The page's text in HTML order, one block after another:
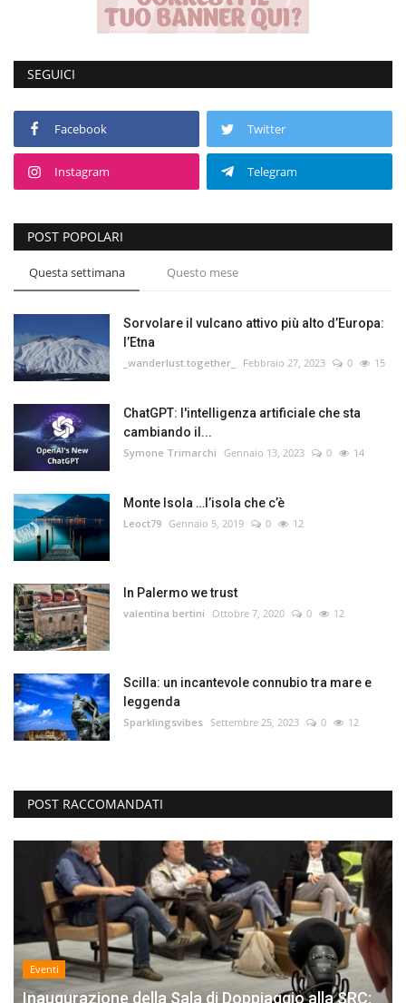
SEGUICI
Facebook Twitter
Instagram Telegram
POST POPOLARI
Questa settimana Questo mese
Sorvolare il vulcano attivo più alto d’Europa:
l’Etna
_wanderlust.together_ Febbraio 27, 2023 0 15
ChatGPT: l'intelligenza artificiale che sta
cambiando il...
Symone Trimarchi Gennaio 13, 2023 0 14
Monte Isola …l’isola che c’è
Leoct79 Gennaio 5, 2019 0 12
In Palermo we trust
valentina bertini Ottobre 7, 2020 0 12
Scilla: un incantevole connubio tra mare e
leggenda
Sparklingsvibes Settembre 25, 2023 0 12
POST RACCOMANDATI
Eventi
Inaugurazione della Sala di Doppiaggio alla SRC: